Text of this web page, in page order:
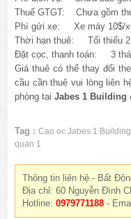
Thuế GTGT: Chưagồm
Phí gửi xe: Xe máy 10$/
Thời hạn thuê: Tối thiểu 2
Đặt cọc, thanh toán: 3
Giá thuê có thể thay đổi
cầu cần thuê vui lòng liên
phòng tại Jabes 1 Building
Tag : Cao oc Jabes 1 Building
quan 1
Thông tin liên hệ - Bất
Địa chỉ: 60 Nguyễn Đình
Hotline:0979771188 -